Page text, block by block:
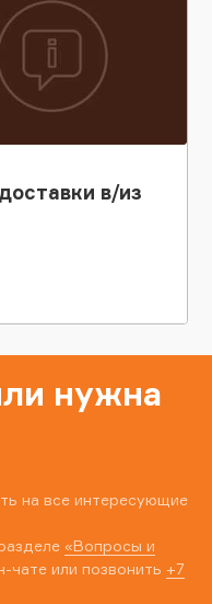
в/из
нужна
на все интересующие
«Вопросы и
чате или позвонить +7